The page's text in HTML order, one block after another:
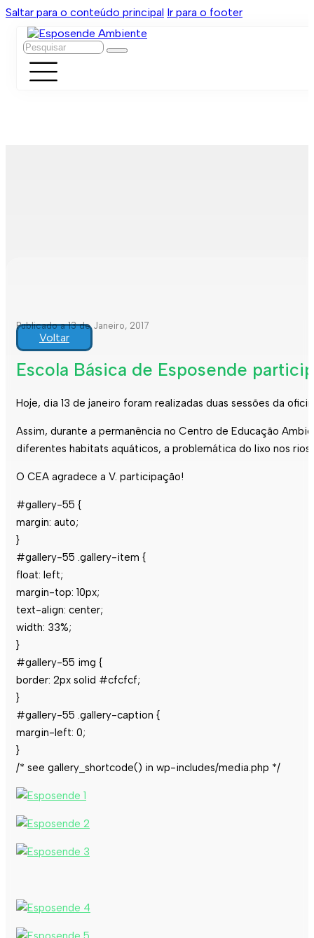
Saltar para o conteúdo principal Ir para o footer
Pesquisar
Publicado a 13 de Janeiro, 2017
Voltar
Escola Básica de Esposende
Hoje, dia 13 de janeiro foram realizadas duas sessões da
Assim, durante a permanência no Centro de Educação
diferentes habitats aquáticos, a problemática do lixo nos
O CEA agradece a V. participação!
#gallery-55 {
margin: auto;
}
#gallery-55 .gallery-item {
float: left;
margin-top: 10px;
text-align: center;
width: 33%;
}
#gallery-55 img {
border: 2px solid #cfcfcf;
}
#gallery-55 .gallery-caption {
margin-left: 0;
}
/* see gallery_shortcode() in wp-includes/media.php */